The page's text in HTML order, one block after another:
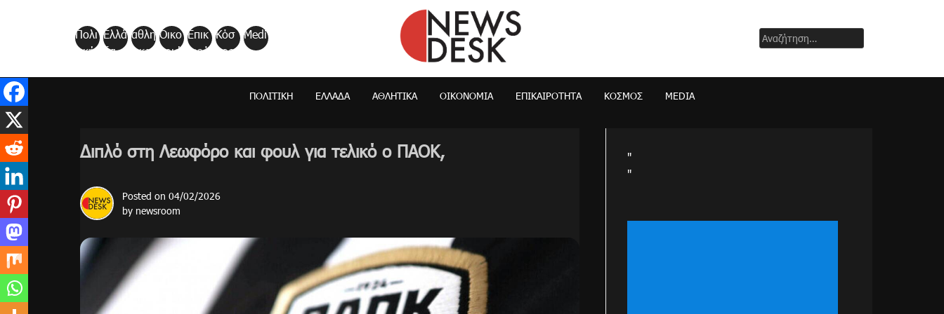
Πολι
τική
Ελλά
δα
αθλη
τικα
Οικο
νομί
Επικ
αιρό
Κόσ
μος
Medi
a
NewsDesk
Αναζήτηση
για:
ΠΟΛΙΤΙΚΉ ΕΛΛΆΔΑ ΑΘΛΗΤΙΚΑ ΟΙΚΟΝΟΜΊΑ ΕΠΙΚΑΙΡΌΤΗΤΑ ΚΌΣΜΟΣ MEDIA
Διπλό στη Λεωφόρο και φουλ για τελικό ο ΠΑΟΚ,
Posted on 04/02/2026
by newsroom
"
"